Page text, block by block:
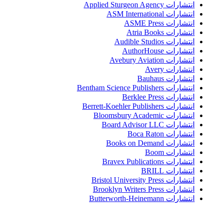
انتشارات Applied Sturgeon Agency
انتشارات ASM International
انتشارات ASME Press
انتشارات Atria Books
انتشارات Audible Studios
انتشارات AuthorHouse
انتشارات Avebury Aviation
انتشارات Avery
انتشارات Bauhaus
انتشارات Bentham Science Publishers
انتشارات Berklee Press
انتشارات Berrett-Koehler Publishers
انتشارات Bloomsbury Academic
انتشارات Board Advisor LLC
انتشارات Boca Raton
انتشارات Books on Demand
انتشارات Boom
انتشارات Bravex Publications
انتشارات BRILL
انتشارات Bristol University Press
انتشارات Brooklyn Writers Press
انتشارات Butterworth-Heinemann